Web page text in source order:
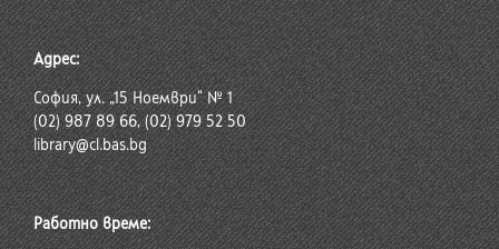
Адрес:
София, ул. „15 Ноември“ № 1
(02) 987 89 66, (02) 979 52 50
library@cl.bas.bg
Работно време: